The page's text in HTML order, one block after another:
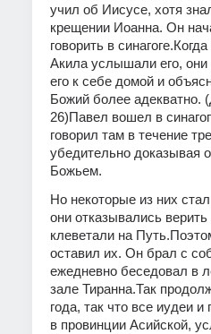
учил об Иисусе, хотя
крещении Иоанна. Он
говорить в
Акила услышали его, они
его к себе домой и
Божий более адекватно.
26)Павел вошел в
говорил там в течение
убедительно доказывая
Божьем.
Но некоторые из них
они отказывались
клеветали на
оставил их. Он брал с
ежедневно беседовал в
зале Тиранна.Так
года, так что все иудеи и
в провинции Асийской,